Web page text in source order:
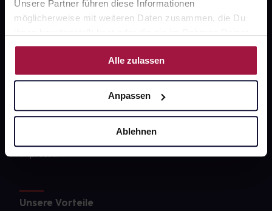
Unsere Partner führen diese Informationen
möglicherweise mit weiteren Daten zusammen, die Du
Nutzung der Dienste gesammelt haben.
Alle zulassen
Anpassen
Ablehnen
Barrierefreiheitserklärung
Datenschutz
Impressum
Unsere Vorteile